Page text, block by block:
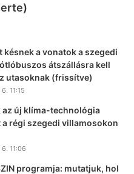
késnek a vonatok a szegedi
átszállásra kell
utasoknak (frissítve)
11:15
az új klíma-technológia
a régi szegedi villamosokon
11:06
programja: mutatjuk, hol